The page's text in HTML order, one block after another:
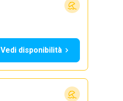
Vedi disponibilità